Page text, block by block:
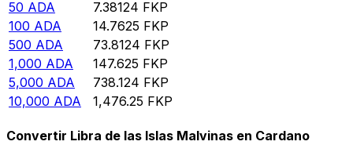
50 ADA 7.38124 FKP
100 ADA 14.7625 FKP
500 ADA 73.8124 FKP
1,000 ADA 147.625 FKP
5,000 ADA 738.124 FKP
10,000 ADA 1,476.25 FKP
Convertir Libra de las Islas Malvinas en Cardano